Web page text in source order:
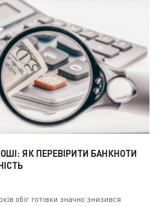
ЯК ПЕРЕВІРИТИ БАНКНОТИ
обіг готівки значно знизився